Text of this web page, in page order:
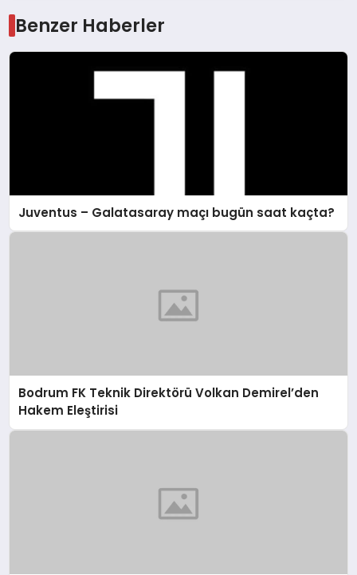
Benzer Haberler
Juventus – Galatasaray maçı bugün saat kaçta?
Bodrum FK Teknik Direktörü Volkan Demirel’den
Hakem Eleştirisi